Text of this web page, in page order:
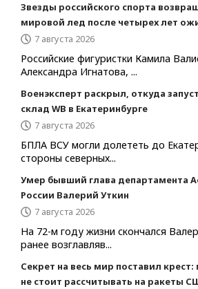
Звезды российского спорта
мировой лед после четырех лет
7 августа 2026
Российские фигуристки Камила
Александра Игнатова, ...
Военэксперт раскрыл, откуда
склад WB в Екатеринбурге
7 августа 2026
БПЛА ВСУ могли долететь до
стороны северных...
Умер бывший глава департамента
России Валерий Уткин
7 августа 2026
На 72-м году жизни скончался
ранее возглавляв...
Секрет на весь мир поставил
не стоит рассчитывать на ракеты